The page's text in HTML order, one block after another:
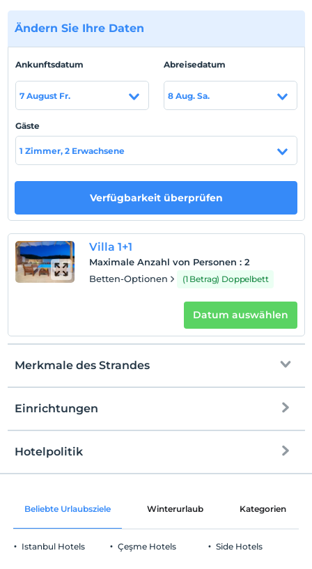
Strand
Auf Karte
Einchecken
Nach 16:00
Check-out
Vor 10:00
Rauchen im Zimmer verboten
Kind(er)
Es gibt keine Politik zum kostenlosen Aufenthalt von
Kindern
Ändern Sie Ihre Daten
Ankunftsdatum
7 August Fr.
Abreisedatum
8 Aug. Sa.
Gäste
1 Zimmer, 2 Erwachsene
Verfügbarkeit überprüfen
Villa 1+1
Maximale Anzahl von Personen : 2
Betten-Optionen
(1 Betrag) Doppelbett
Datum auswählen
Merkmale des Strandes
Zum Strand
Einrichtungen
Gemeinschaftsräume und alle Räume
Hotelpolitik
Einchecken
Check-out
Vor 10:00
Haustiere
Beliebte Urlaubsziele Winterurlaub Kategorien
Istanbul Hotels Çeşme Hotels Side Hotels